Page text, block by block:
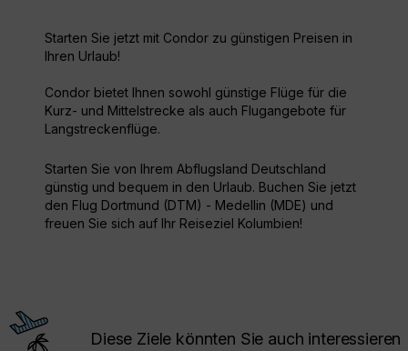
Starten Sie jetzt mit Condor zu günstigen Preisen in
Ihren Urlaub!
Condor bietet Ihnen sowohl günstige Flüge für die
Kurz- und Mittelstrecke als auch Flugangebote für
Langstreckenflüge.
Starten Sie von Ihrem Abflugsland Deutschland
günstig und bequem in den Urlaub. Buchen Sie jetzt
den Flug Dortmund (DTM) - Medellin (MDE) und
freuen Sie sich auf Ihr Reiseziel Kolumbien!
Diese Ziele könnten Sie auch interessieren